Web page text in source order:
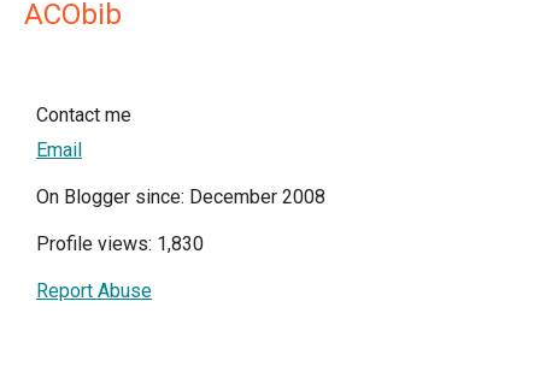
ACObib
Contact me
Email
On Blogger since: December 2008
Profile views: 1,830
Report Abuse